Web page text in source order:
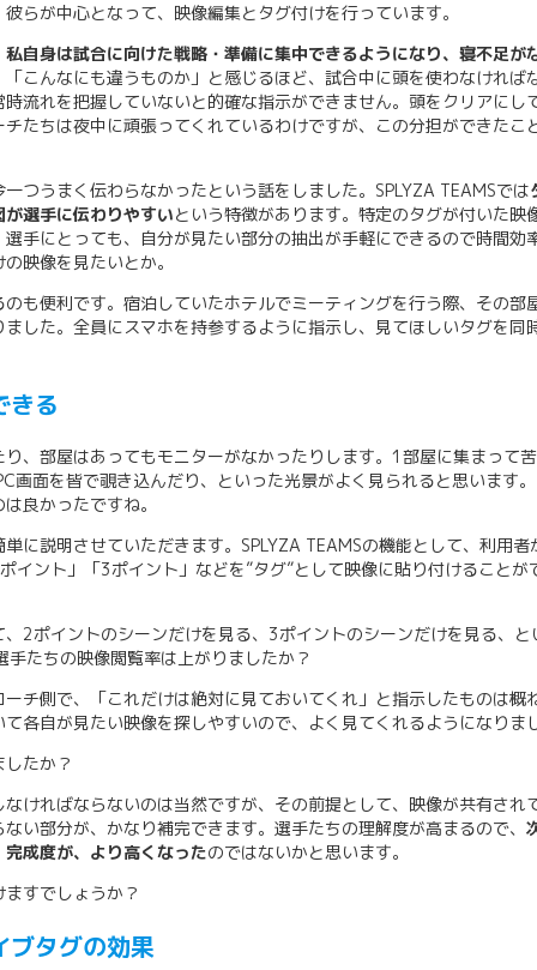
らが中心となって、映像編集とタグ付けを行っています。
私自身は試合に向けた戦略・準備に集中できるようになり、寝不足が
こんなにも違うものか」と感じるほど、試合中に頭を使わなければ
流れを把握していないと的確な指示ができません。頭をクリアにし
たちは夜中に頑張ってくれているわけですが、この分担ができたこ
つうまく伝わらなかったという話をしました。SPLYZA TEAMSでは
選手に伝わりやすいという特徴があります。特定のタグが付いた映
手にとっても、自分が見たい部分の抽出が手軽にできるので時間効
映像を見たいとか。
も便利です。宿泊していたホテルでミーティングを行う際、その部
した。全員にスマホを持参するように指示し、見てほしいタグを同
きる
、部屋はあってもモニターがなかったりします。1部屋に集まって
画面を皆で覗き込んだり、といった光景がよく見られると思います
良かったですね。
に説明させていただきます。SPLYZA TEAMSの機能として、利用者
イント」「3ポイント」などを”タグ”として映像に貼り付けることが
2ポイントのシーンだけを見る、3ポイントのシーンだけを見る、と
たちの映像閲覧率は上がりましたか？
チ側で、「これだけは絶対に見ておいてくれ」と指示したものは概
各自が見たい映像を探しやすいので、よく見てくれるようになりま
たか？
ければならないのは当然ですが、その前提として、映像が共有され
い部分が、かなり補完できます。選手たちの理解度が高まるので、
成度が、より高くなったのではないかと思います。
すでしょうか？
タグの効果